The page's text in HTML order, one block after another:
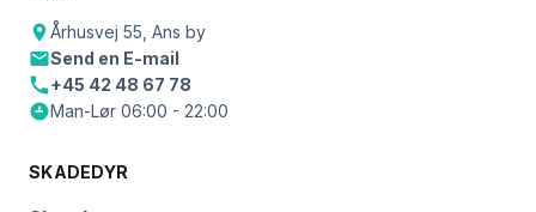
Århusvej 55, Ans by
Send en E-mail
+45 42 48 67 78
Man-Lør 06:00 - 22:00
SKADEDYR